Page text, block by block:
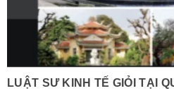
LUẬT SƯ KINH TẾ GIỎI TẠI